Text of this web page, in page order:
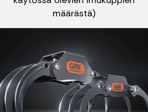
määrästä)